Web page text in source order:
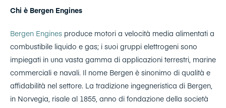
Chi è Bergen Engines
Bergen Engines produce motori a velocità media alimentati a
combustibile liquido e gas; i suoi gruppi elettrogeni sono
impiegati in una vasta gamma di applicazioni terrestri, marine
commerciali e navali. Il nome Bergen è sinonimo di qualità e
affidabilità nel settore. La tradizione ingegneristica di Bergen,
in Norvegia, risale al 1855, anno di fondazione della società